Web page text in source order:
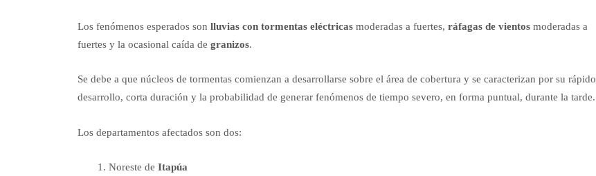
Los fenómenos esperados son lluvias con tormentas eléctricas moderadas a fuertes, ráfagas de vientos moderadas a
fuertes y la ocasional caída de granizos.
Se debe a que núcleos de tormentas comienzan a desarrollarse sobre el área de cobertura y se caracterizan por su rápido
desarrollo, corta duración y la probabilidad de generar fenómenos de tiempo severo, en forma puntual, durante la tarde.
Los departamentos afectados son dos:
Noreste de Itapúa